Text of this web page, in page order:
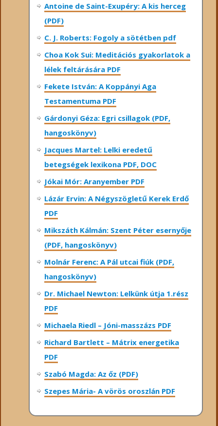
Antoine de Saint-Exupéry: A kis herceg
(PDF)
C. J. Roberts: Fogoly a sötétben pdf
Choa Kok Sui: Meditációs gyakorlatok a
lélek feltárására PDF
Fekete István: A Koppányi Aga
Testamentuma PDF
Gárdonyi Géza: Egri csillagok (PDF,
hangoskönyv)
Jacques Martel: Lelki eredetű
betegségek lexikona PDF, DOC
Jókai Mór: Aranyember PDF
Lázár Ervin: A Négyszögletű Kerek Erdő
PDF
Mikszáth Kálmán: Szent Péter esernyője
(PDF, hangoskönyv)
Molnár Ferenc: A Pál utcai fiúk (PDF,
hangoskönyv)
Dr. Michael Newton: Lelkünk útja 1.rész
PDF
Michaela Riedl – Jóni-masszázs PDF
Richard Bartlett – Mátrix energetika
PDF
Szabó Magda: Az őz (PDF)
Szepes Mária- A vörös oroszlán PDF